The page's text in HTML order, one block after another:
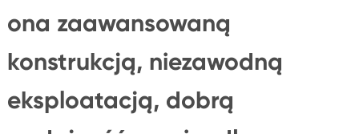
ona zaawansowaną
konstrukcją, niezawodną
eksploatacją, dobrą